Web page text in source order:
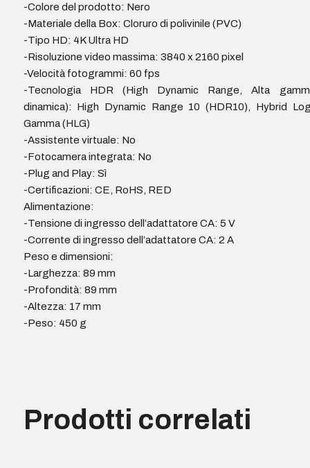
-Colore del prodotto: Nero
-Materiale della Box: Cloruro di polivinile (PVC)
-Tipo HD: 4K Ultra HD
-Risoluzione video massima: 3840 x 2160 pixel
-Velocità fotogrammi: 60 fps
-Tecnologia HDR (High Dynamic Range, Alta
dinamica): High Dynamic Range 10 (HDR10), Hybrid
Gamma (HLG)
-Assistente virtuale: No
-Fotocamera integrata: No
-Plug and Play: Sì
-Certificazioni: CE, RoHS, RED
Alimentazione:
-Tensione di ingresso dell’adattatore CA: 5 V
-Corrente di ingresso dell’adattatore CA: 2 A
Peso e dimensioni:
-Larghezza: 89 mm
-Profondità: 89 mm
-Altezza: 17 mm
-Peso: 450 g
Prodotti correlati